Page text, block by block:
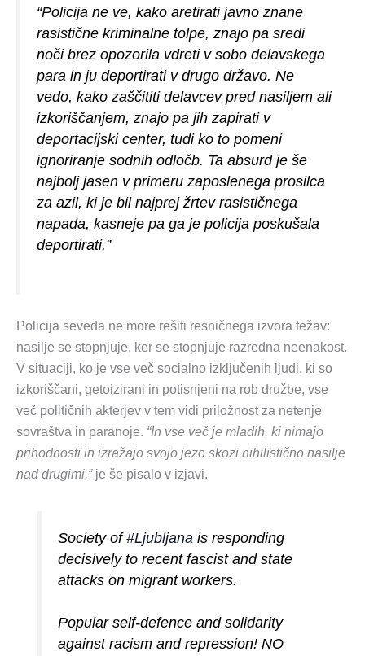
“Policija ne ve, kako aretirati javno znane
rasistične kriminalne tolpe, znajo pa sredi
noči brez opozorila vdreti v sobo delavskega
para in ju deportirati v drugo državo. Ne
vedo, kako zaščititi delavcev pred nasiljem ali
izkoriščanjem, znajo pa jih zapirati v
deportacijski center, tudi ko to pomeni
ignoriranje sodnih odločb. Ta absurd je še
najbolj jasen v primeru zaposlenega prosilca
za azil, ki je bil najprej žrtev rasističnega
napada, kasneje pa ga je policija poskušala
deportirati.”
Policija seveda ne more rešiti resničnega izvora težav:
nasilje se stopnjuje, ker se stopnjuje razredna neenakost.
V situaciji, ko je vse več socialno izključenih ljudi, ki so
izkoriščani, getoizirani in potisnjeni na rob družbe, vse
več političnih akterjev v tem vidi priložnost za netenje
sovraštva in paranoje. “In vse več je mladih, ki nimajo
prihodnosti in izražajo svojo jezo skozi nihilistično nasilje
nad drugimi,”je še pisalo v izjavi.
Society of#Ljubljana is responding
decisively to recent fascist and state
attacks on migrant workers.
Popular self-defence and solidarity
against racism and repression! NO